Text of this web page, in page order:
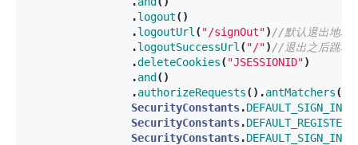
.logout()
.logoutUrl ( "/signOut") //默认退出地
.logoutSuccessUrl ( "/") //退出之后跳转
.deleteCookies( "JSESSIONID")
.and ()
.authorizeRequests().antMatchers(
SecurityConstants.
SecurityConstants.
SecurityConstants.